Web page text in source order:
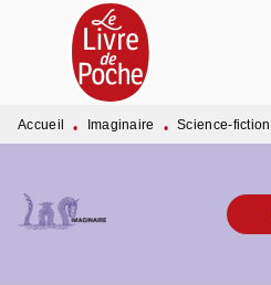
MENU RECHERCHE
PIED DE PAGE
Accueil • Imaginaire • Science-fiction